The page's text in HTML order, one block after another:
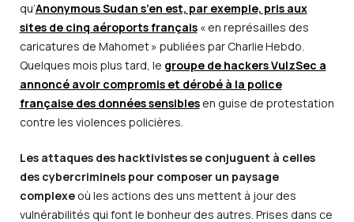
qu’Anonymous Sudan s’en est, par exemple, pris aux
sites de cinq aéroports français« en représailles des
caricatures de Mahomet » publiées par Charlie Hebdo.
Quelques mois plus tard, le groupe de hackers VulzSec a
annoncé avoir compromis et dérobé à la police
française des données sensiblesen guise de protestation
contre les violences policières.
Les attaques des hacktivistes se conjuguent à celles
des cybercriminels pour composer un paysage
complexeoù les actions des uns mettent à jour des
vulnérabilités qui font le bonheur des autres. Prises dans ce